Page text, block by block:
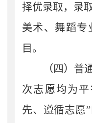
择优录取，录
美术、舞蹈专
目。
（四）普
次志愿均为
先、遵循志愿